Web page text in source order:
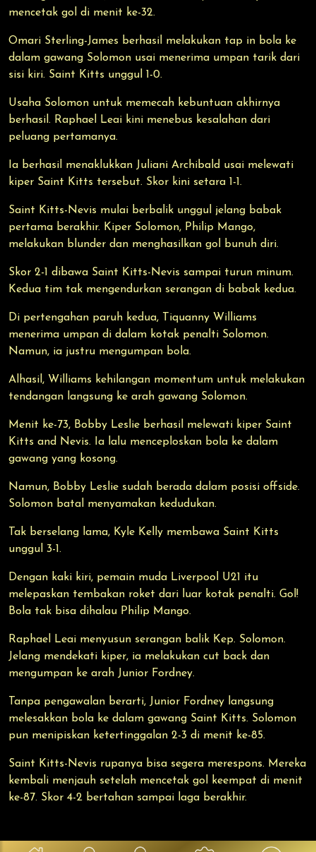
mencetak gol di menit ke-32.
Omari Sterling-James berhasil melakukan tap in bola ke
dalam gawang Solomon usai menerima umpan tarik dari
sisi kiri. Saint Kitts unggul 1-0.
Usaha Solomon untuk memecah kebuntuan akhirnya
berhasil. Raphael Leai kini menebus kesalahan dari
peluang pertamanya.
Ia berhasil menaklukkan Juliani Archibald usai melewati
kiper Saint Kitts tersebut. Skor kini setara 1-1.
Saint Kitts-Nevis mulai berbalik unggul jelang babak
pertama berakhir. Kiper Solomon, Philip Mango,
melakukan blunder dan menghasilkan gol bunuh diri.
Skor 2-1 dibawa Saint Kitts-Nevis sampai turun minum.
Kedua tim tak mengendurkan serangan di babak kedua.
Di pertengahan paruh kedua, Tiquanny Williams
menerima umpan di dalam kotak penalti Solomon.
Namun, ia justru mengumpan bola.
Alhasil, Williams kehilangan momentum untuk melakukan
tendangan langsung ke arah gawang Solomon.
Menit ke-73, Bobby Leslie berhasil melewati kiper Saint
Kitts and Nevis. Ia lalu menceploskan bola ke dalam
gawang yang kosong.
Namun, Bobby Leslie sudah berada dalam posisi offside.
Solomon batal menyamakan kedudukan.
Tak berselang lama, Kyle Kelly membawa Saint Kitts
unggul 3-1.
Dengan kaki kiri, pemain muda Liverpool U21 itu
melepaskan tembakan roket dari luar kotak penalti. Gol!
Bola tak bisa dihalau Philip Mango.
Raphael Leai menyusun serangan balik Kep. Solomon.
Jelang mendekati kiper, ia melakukan cut back dan
mengumpan ke arah Junior Fordney.
Tanpa pengawalan berarti, Junior Fordney langsung
melesakkan bola ke dalam gawang Saint Kitts. Solomon
pun menipiskan ketertinggalan 2-3 di menit ke-85.
Saint Kitts-Nevis rupanya bisa segera merespons. Mereka
kembali menjauh setelah mencetak gol keempat di menit
ke-87. Skor 4-2 bertahan sampai laga berakhir.